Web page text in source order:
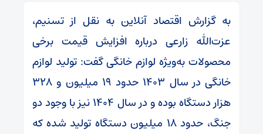
به گزارش اقتصاد آنلاین به نقل از تسنیم،
عزت‌الله زارعی درباره افزایش قیمت برخی
محصولات به‌ویژه لوازم خانگی گفت: تولید لوازم
خانگی در سال ۱۴۰۳ حدود ۱۹ میلیون و ۳۲۸
هزار دستگاه بوده و در سال ۱۴۰۴ نیز با وجود دو
جنگ، حدود ۱۸ میلیون دستگاه تولید شده که